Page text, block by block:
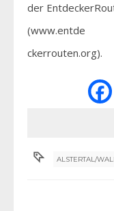
der
(www.entde
ckerrouten.org).
ALSTERTAL/